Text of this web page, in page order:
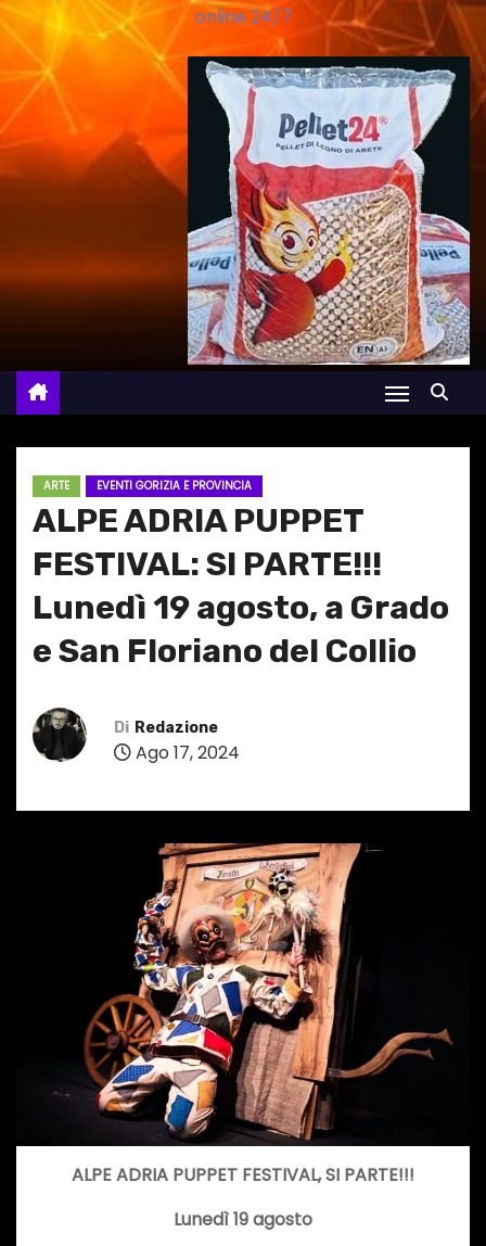
online 24/7
ARTE EVENTI GORIZIA E PROVINCIA
ALPE ADRIA PUPPET
FESTIVAL: SI PARTE!!!
Lunedì 19 agosto, a Grado
e San Floriano del Collio
Di Redazione
Ago 17, 2024
ALPE ADRIA PUPPET FESTIVAL, SI PARTE!!!
Lunedì 19 agosto